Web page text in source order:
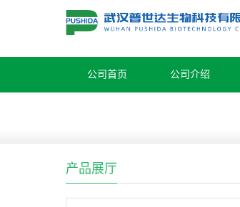
公司首页 公司介绍
产品展厅